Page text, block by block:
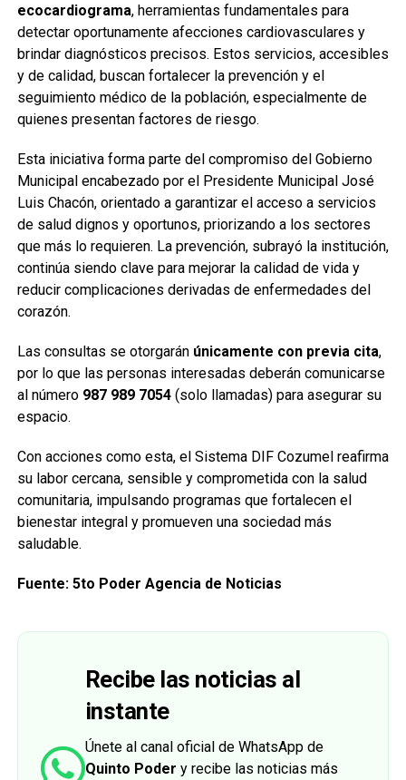
ecocardiograma, herramientas fundamentales para
detectar oportunamente afecciones cardiovasculares y
brindar diagnósticos precisos. Estos servicios, accesibles
y de calidad, buscan fortalecer la prevención y el
seguimiento médico de la población, especialmente de
quienes presentan factores de riesgo.
Esta iniciativa forma parte del compromiso del Gobierno
Municipal encabezado por el Presidente Municipal José
Luis Chacón, orientado a garantizar el acceso a servicios
de salud dignos y oportunos, priorizando a los sectores
que más lo requieren. La prevención, subrayó la institución,
continúa siendo clave para mejorar la calidad de vida y
reducir complicaciones derivadas de enfermedades del
corazón.
Las consultas se otorgarán únicamente con previa cita,
por lo que las personas interesadas deberán comunicarse
al número 987 989 7054(solo llamadas) para asegurar su
espacio.
Con acciones como esta, el Sistema DIF Cozumel reafirma
su labor cercana, sensible y comprometida con la salud
comunitaria, impulsando programas que fortalecen el
bienestar integral y promueven una sociedad más
saludable.
Fuente: 5to Poder Agencia de Noticias
Recibe las noticias al
instante
Únete al canal oficial de WhatsApp de
Quinto Poder y recibe las noticias más